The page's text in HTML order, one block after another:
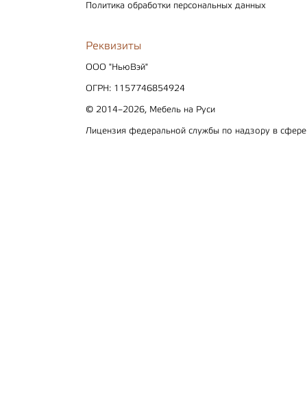
Политика обработки персональных данных
Реквизиты
ООО "НьюВэй"
ОГРН: 1157746854924
© 2014–2026, Мебель на Руси
Лицензия федеральной службы по надзору в